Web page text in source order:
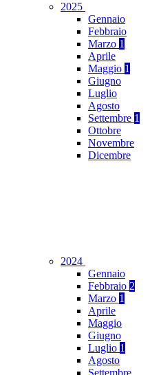
2025
Gennaio
Febbraio
Marzo 1
Aprile
Maggio 1
Giugno
Luglio
Agosto
Settembre 1
Ottobre
Novembre
Dicembre
2024
Gennaio
Febbraio 2
Marzo 1
Aprile
Maggio
Giugno
Luglio 1
Agosto